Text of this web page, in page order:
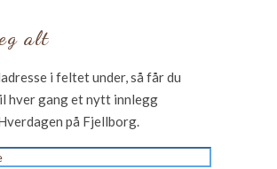
alt
i feltet under, så får du
hver gang et nytt innlegg
på Fjellborg.